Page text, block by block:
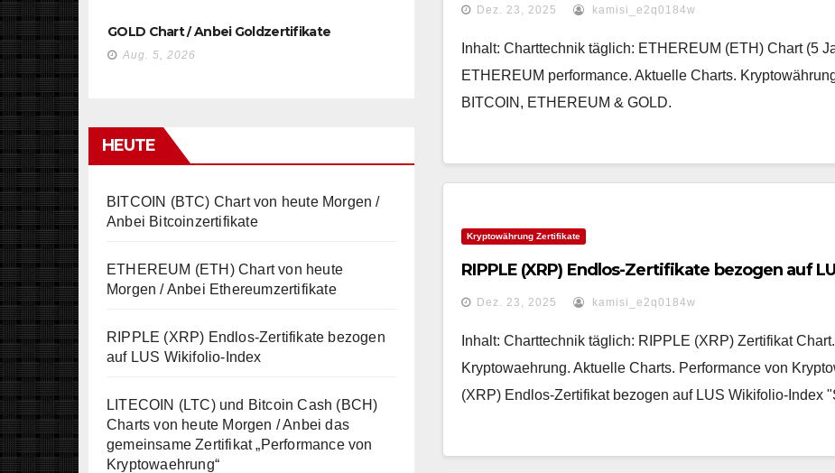
GOLD Chart / Anbei Goldzertifikate
Aug. 5, 2026
HEUTE
BITCOIN (BTC) Chart von heute Morgen /
Anbei Bitcoinzertifikate
ETHEREUM (ETH) Chart von heute
Morgen / Anbei Ethereumzertifikate
RIPPLE (XRP) Endlos-Zertifikate bezogen
auf LUS Wikifolio-Index
LITECOIN (LTC) und Bitcoin Cash (BCH)
Charts von heute Morgen / Anbei das
gemeinsame Zertifikat „Performance von
Kryptowaehrung“
Dez. 23, 2025 kamisi_e2q0184w
Inhalt: Charttechnik täglich: ETHEREUM (ETH) Chart (5
ETHEREUM performance. Aktuelle Charts.
BITCOIN, ETHEREUM & GOLD.
Kryptowährung Zertifikate
RIPPLE (XRP) Endlos-Zertifikate bezogen auf
Dez. 23, 2025 kamisi_e2q0184w
Inhalt: Charttechnik täglich: RIPPLE (XRP) Zertifikat
Kryptowaehrung. Aktuelle Charts. Performance von
(XRP) Endlos-Zertifikat bezogen auf LUS Wikifolio-Index